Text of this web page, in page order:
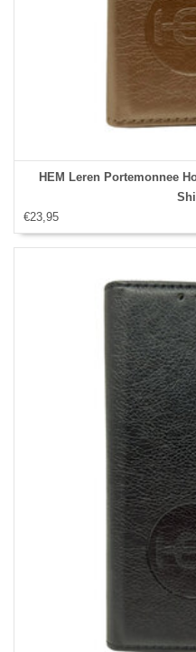
HEM Leren Portemonnee
€23,95